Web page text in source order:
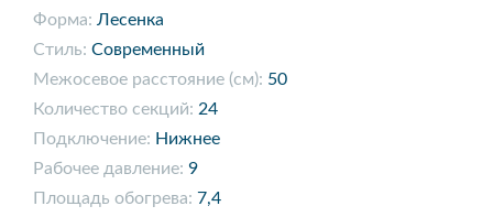
Форма: Лесенка
Стиль: Современный
Межосевое расстояние (см): 50
Количество секций: 24
Подключение: Нижнее
Рабочее давление: 9
Площадь обогрева: 7,4